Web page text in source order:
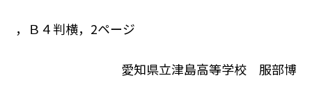
，Ｂ４判横，2ページ
愛知県立津島高等学校 服部博